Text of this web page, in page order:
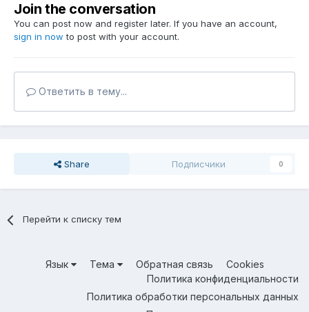
Join the conversation
You can post now and register later. If you have an account,
sign in now to post with your account.
Ответить в тему...
Share Подписчики 0
Перейти к списку тем
Язык Тема Обратная связь
Cookies
Политика конфиденциальности
Политика обработки персональных данных